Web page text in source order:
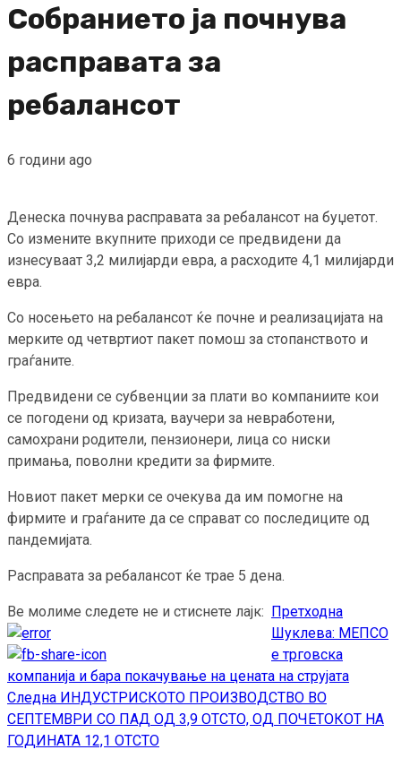
Собранието ја почнува
расправата за
ребалансот
6 години ago
Денеска почнува расправата за ребалансот на буџетот.
Со измените вкупните приходи се предвидени да
изнесуваат 3,2 милијарди евра, а расходите 4,1 милијарди
евра.
Со носењето на ребалансот ќе почне и реализацијата на
мерките од четвртиот пакет помош за стопанството и
граѓаните.
Предвидени се субвенции за плати во компаниите кои
се погодени од кризата, ваучери за невработени,
самохрани родители, пензионери, лица со ниски
примања, поволни кредити за фирмите.
Новиот пакет мерки се очекува да им помогне на
фирмите и граѓаните да се справат со последиците од
пандемијата.
Расправата за ребалансот ќе трае 5 дена.
Ве молиме следете не и стиснете лајк:
Continue
Reading
Претходна
Шуклева: МЕПСО
е трговска
компанија и бара покачување на цената на струјата
Следна ИНДУСТРИСКОТО ПРОИЗВОДСТВО ВО
СЕПТЕМВРИ СО ПАД ОД 3,9 ОТСТО, ОД ПОЧЕТОКОТ НА
ГОДИНАТА 12,1 ОТСТО